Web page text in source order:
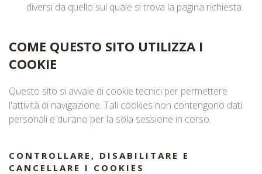
diversi da quello sul quale si trova la pagina richiesta.
COME QUESTO SITO UTILIZZA I
COOKIE
Questo sito si avvale di cookie tecnici per permettere
l'attività di navigazione. Tali cookies non contengono dati
personali e durano per la sola sessione in corso.
CONTROLLARE, DISABILITARE E
CANCELLARE I COOKIES